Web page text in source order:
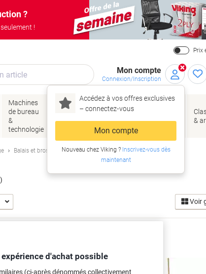
?
!
Prix
Mon compte
Connexion/Inscription
Accédez à vos offres exclusives
– connectez‑vous
Mon compte
Nouveau chez Viking ?Inscrivez-vous dès
maintenant
Machines
de bureau
&
technologie
Encres
Papier,
enveloppes
&
emballage
de bureau
&
Balais et brosses
Voir
d'achat possible
(ci-après dénommés collectivement